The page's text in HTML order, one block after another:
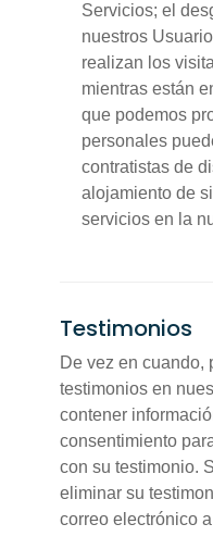
Servicios; el
nuestros
realizan los
mientras están
que podemos
personales
contratistas de
alojamiento de
servicios en la
Testimonios
De vez en cuando,
testimonios en
contener
consentimiento
con su testimonio.
eliminar su
correo electrónico